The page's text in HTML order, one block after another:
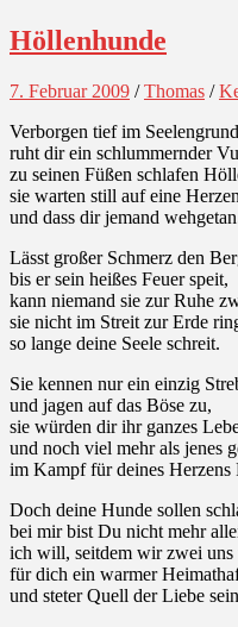
Höllenhunde
7. Februar 2009 /Thomas /
Verborgen tief im
ruht dir ein schlummernder
zu seinen Füßen schlafen
sie warten still auf eine
und dass dir jemand
Lässt großer Schmerz den
bis er sein heißes Feuer speit,
kann niemand sie zur Ruhe
sie nicht im Streit zur Erde
so lange deine Seele schreit.
Sie kennen nur ein einzig
und jagen auf das Böse zu,
sie würden dir ihr ganzes
und noch viel mehr als jenes
im Kampf für deines Herzens
Doch deine Hunde sollen
bei mir bist Du nicht mehr
ich will, seitdem wir zwei uns
für dich ein warmer
und steter Quell der Liebe